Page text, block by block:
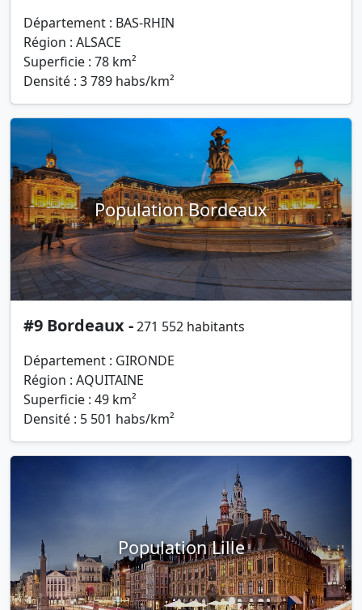
Département : BAS-RHIN
Région : ALSACE
Superficie : 78 km²
Densité : 3 789 habs/km²
Population Bordeaux
#9 Bordeaux -271 552 habitants
Département : GIRONDE
Région : AQUITAINE
Superficie : 49 km²
Densité : 5 501 habs/km²
Population Lille